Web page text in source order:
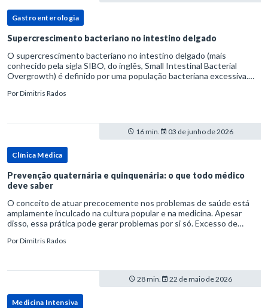
Gastroenterologia
Supercrescimento bacteriano no intestino delgado
O supercrescimento bacteriano no intestino delgado (mais
conhecido pela sigla SIBO, do inglês, Small Intestinal Bacterial
Overgrowth) é definido por uma população bacteriana excessiva.
PorDimitris Rados
16 min. 03 de junho de 2026
Clínica Médica
Prevenção quaternária e quinquenária: o que todo médico
deve saber
O conceito de atuar precocemente nos problemas de saúde está
amplamente inculcado na cultura popular e na medicina. Apesar
disso, essa prática pode gerar problemas por si só. Excesso de
PorDimitris Rados
28 min. 22 de maio de 2026
Medicina Intensiva